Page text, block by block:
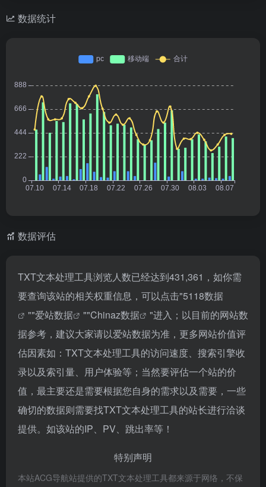
数据统计
数据评估
TXT文本处理工具浏览人数已经达到431,361，如你需
要查询该站的相关权重信息，可以点击"5118数据
""爱站数据 ""Chinaz数据
"进入；以目前的网站数
据参考，建议大家请以爱站数据为准，更多网站价值评
估因素如：TXT文本处理工具的访问速度、搜索引擎收
录以及索引量、用户体验等；当然要评估一个站的价
值，最主要还是需要根据您自身的需求以及需要，一些
确切的数据则需要找TXT文本处理工具的站长进行洽谈
提供。如该站的IP、PV、跳出率等！
特别声明
本站ACG导航站提供的TXT文本处理工具都来源于网络，不保